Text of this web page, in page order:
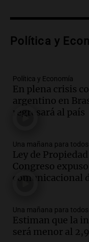
Episodios
metros del
Episodios
Audio.La
firmó Jorge
contrato de
Audio.Joan
Messi
Una mañana
Audio.El
Jorge Messi
Vargas en
Política y
Política y Economía
En plena crisis
argentino en
regresará al país
Una mañana para todos
Ley de
Congreso
comunicacional
Una mañana para todos
Estiman que la
será menor al